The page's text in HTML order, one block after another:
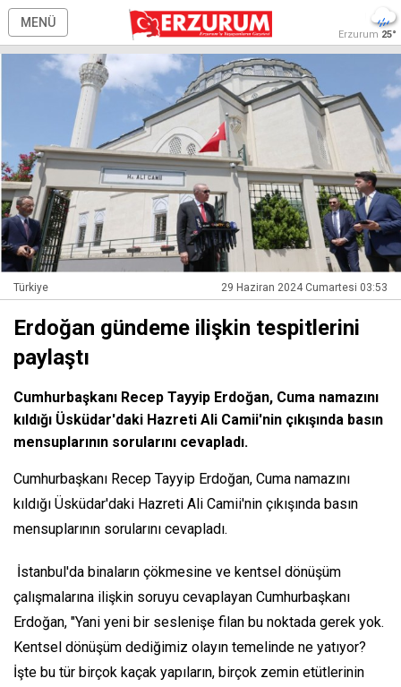
MENÜ
Erzurum 25°
Türkiye 29 Haziran 2024 Cumartesi 03:53
Erdoğan gündeme ilişkin tespitlerini
paylaştı
Cumhurbaşkanı Recep Tayyip Erdoğan, Cuma namazını
kıldığı Üsküdar'daki Hazreti Ali Camii'nin çıkışında basın
mensuplarının sorularını cevapladı.
Cumhurbaşkanı Recep Tayyip Erdoğan, Cuma namazını
kıldığı Üsküdar'daki Hazreti Ali Camii'nin çıkışında basın
mensuplarının sorularını cevapladı.
İstanbul'da binaların çökmesine ve kentsel dönüşüm
çalışmalarına ilişkin soruyu cevaplayan Cumhurbaşkanı
Erdoğan, "Yani yeni bir seslenişe filan bu noktada gerek yok.
Kentsel dönüşüm dediğimiz olayın temelinde ne yatıyor?
İşte bu tür birçok kaçak yapıların, birçok zemin etütlerinin